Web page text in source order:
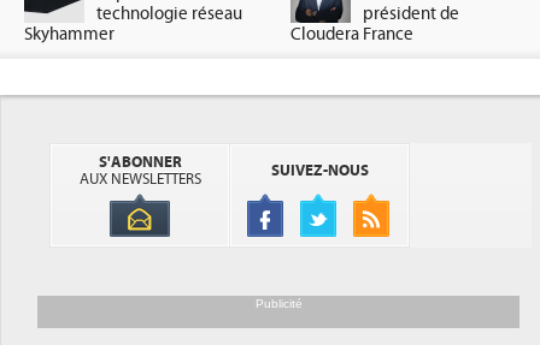
technologie réseau
Skyhammer
président de
Cloudera France
S'ABONNER
AUX NEWSLETTERS
SUIVEZ-NOUS
Publicité